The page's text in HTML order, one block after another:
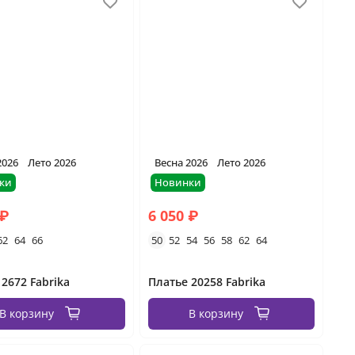
Лето 2026
64 66
Fabrika
В корзину
Весна 2026
Лето 2026
Новинки
6 050 ₽
50 52 54 56 58 62 64
Платье 20258 Fabrika
В корзину